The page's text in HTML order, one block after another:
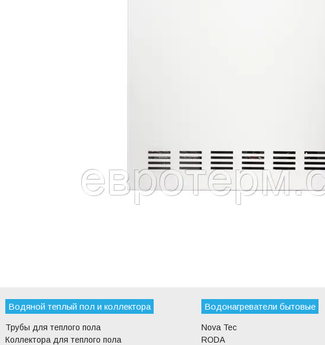
Водяной теплый пол и коллектора
Трубы для теплого пола
Коллектора для теплого пола
Водонагреватели бытовые
Nova Tec
RODA